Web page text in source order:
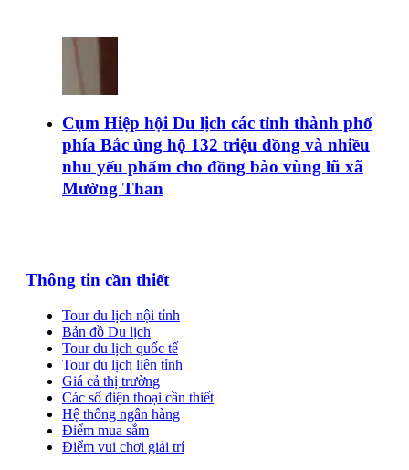
Cụm Hiệp hội Du lịch các tỉnh thành phố
phía Bắc ủng hộ 132 triệu đồng và nhiều
nhu yếu phẩm cho đồng bào vùng lũ xã
Mường Than
Thông tin cần thiết
Tour du lịch nội tỉnh
Bản đồ Du lịch
Tour du lịch quốc tế
Tour du lịch liên tỉnh
Giá cả thị trường
Các số điện thoại cần thiết
Hệ thống ngân hàng
Điểm mua sắm
Điểm vui chơi giải trí